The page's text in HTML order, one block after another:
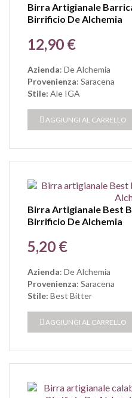
Birra Artigianale
Birrificio De Alchemia
Prezzo
12,90 €
Azienda: De Alchemia
Provenienza: Saracena
Stile: Ale IGA
AGGIUNGI AL CARRELLO
Birra Artigianale Best
Birrificio De Alchemia
Prezzo
5,20 €
Azienda: De Alchemia
Provenienza: Saracena
Stile: Best Bitter
AGGIUNGI AL CARRELLO